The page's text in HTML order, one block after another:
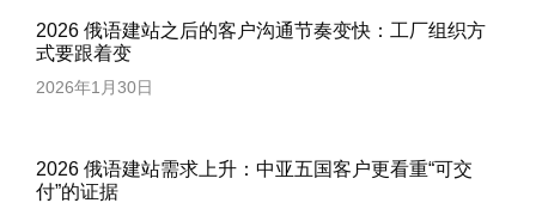
2026 俄语建站之后的客户沟通节奏变快：工厂组织方
式要跟着变
2026年1月30日
2026 俄语建站需求上升：中亚五国客户更看重“可交
付”的证据